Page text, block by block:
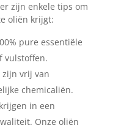
zijn enkele tips om
oliën krijgt:
pure essentiële
vulstoffen.
vrij van
chemicaliën.
in een
Onze oliën